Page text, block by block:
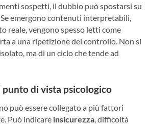
sospetti, il dubbio può spostarsi su
emergono contenuti interpretabili,
reale, vengono spesso letti come
a una ripetizione del controllo. Non si
ma di un ciclo che tende ad
punto di vista psicologico
può essere collegato a più fattori
Può indicare insicurezza, difficoltà